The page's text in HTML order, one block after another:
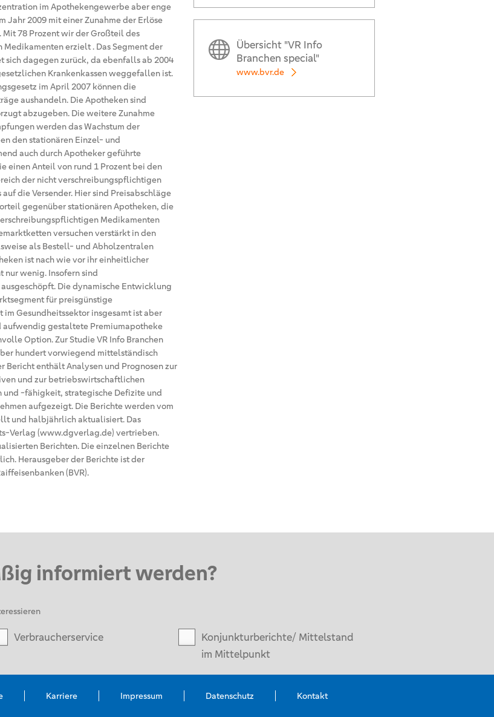
im Apothekengewerbe aber enge
Jahr 2009 mit einer Zunahme der Erlöse
78 Prozent wir der Großteil des
erzielt . Das Segment der
dagegen zurück, da ebenfalls ab 2004
Krankenkassen weggefallen ist.
im April 2007 können die
aushandeln. Die Apotheken sind
abzugeben. Die weitere Zunahme
werden das Wachstum der
den stationären Einzel- und
auch durch Apotheker geführte
einen Anteil von rund 1 Prozent bei den
der nicht verschreibungspflichtigen
die Versender. Hier sind Preisabschläge
gegenüber stationären Apotheken, die
Medikamenten
versuchen verstärkt in den
als Bestell- und Abholzentralen
ist nach wie vor ihr einheitlicher
nur wenig. Insofern sind
Die dynamische Entwicklung
für preisgünstige
Gesundheitssektor insgesamt ist aber
aufwendig gestaltete Premiumapotheke
Option. Zur Studie VR Info Branchen
hundert vorwiegend mittelständisch
Bericht enthält Analysen und Prognosen zur
und zur betriebswirtschaftlichen
-fähigkeit, strategische Defizite und
aufgezeigt. Die Berichte werden vom
und halbjährlich aktualisiert. Das
Verlag (www.dgverlag.de) vertrieben.
Berichten. Die einzelnen Berichte
Herausgeber der Berichte ist der
(BVR).
Übersicht "VR Info
Branchen special"
www.bvr.de
informiert werden?
Verbraucherservice
Konjunkturberichte/ Mittelstand
im Mittelpunkt
Karriere Impressum Datenschutz Kontakt